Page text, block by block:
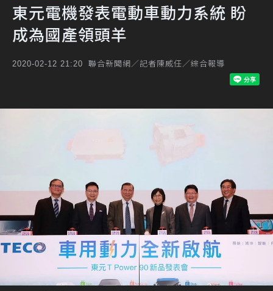
東元電機發表電動車動力系統 盼
成為國產領頭羊
2020-02-12 21:20 聯合新聞網／記者陳威任／綜合報導